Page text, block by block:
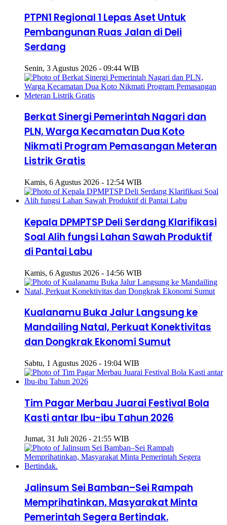
PTPN1 Regional 1 Lepas Aset Untuk
Pembangunan Ruas Jalan di Deli
Serdang
Senin, 3 Agustus 2026 - 09:44 WIB
Berkat Sinergi Pemerintah Nagari dan
PLN, Warga Kecamatan Dua Koto
Nikmati Program Pemasangan Meteran
Listrik Gratis
Kamis, 6 Agustus 2026 - 12:54 WIB
Kepala DPMPTSP Deli Serdang Klarifikasi
Soal Alih fungsi Lahan Sawah Produktif
di Pantai Labu
Kamis, 6 Agustus 2026 - 14:56 WIB
Kualanamu Buka Jalur Langsung ke
Mandailing Natal, Perkuat Konektivitas
dan Dongkrak Ekonomi Sumut
Sabtu, 1 Agustus 2026 - 19:04 WIB
Tim Pagar Merbau Juarai Festival Bola
Kasti antar Ibu-ibu Tahun 2026
Jumat, 31 Juli 2026 - 21:55 WIB
Jalinsum Sei Bamban–Sei Rampah
Memprihatinkan, Masyarakat Minta
Pemerintah Segera Bertindak.